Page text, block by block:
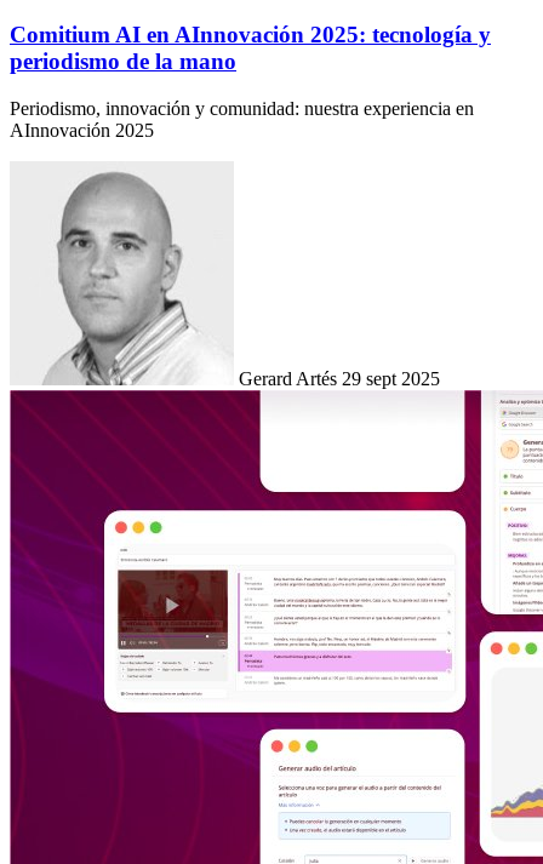
Comitium AI en AInnovación 2025: tecnología y
periodismo de la mano
Periodismo, innovación y comunidad: nuestra experiencia en
AInnovación 2025
Gerard Artés 29 sept 2025